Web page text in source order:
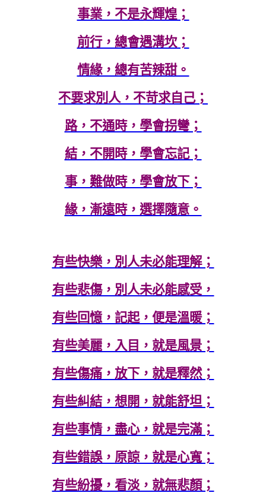
事業，不是永輝煌；
前行，總會遇溝坎；
情緣，總有苦辣甜。
不要求別人，不苛求自己；
路，不通時，學會拐彎；
結，不開時，學會忘記；
事，難做時，學會放下；
緣，漸遠時，選擇隨意。
有些快樂，別人未必能理解；
有些悲傷，別人未必能感受，
有些回憶，記起，便是溫暖；
有些美麗，入目，就是風景；
有些傷痛，放下，就是釋然；
有些糾結，想開，就能舒坦；
有些事情，盡心，就是完滿；
有些錯誤，原諒，就是心寬；
有些紛擾，看淡，就無悲顏；